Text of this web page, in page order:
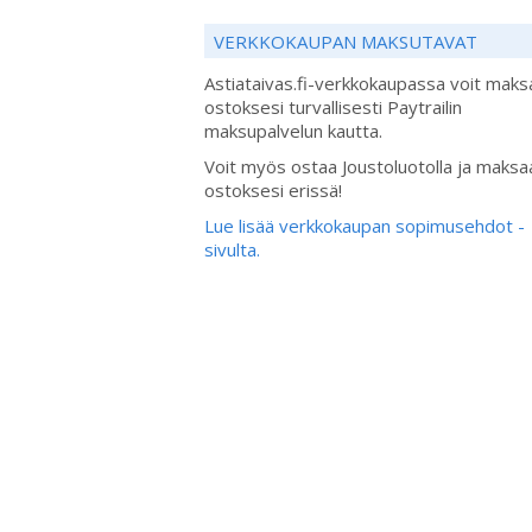
VERKKOKAUPAN MAKSUTAVAT
Astiataivas.fi-verkkokaupassa voit
ostoksesi turvallisesti Paytrailin
maksupalvelun kautta.
Voit myös ostaa Joustoluotolla ja
ostoksesi erissä!
Lue lisää verkkokaupan sopimusehdot -
sivulta.